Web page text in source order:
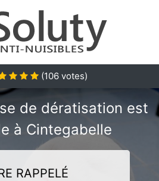
(106 votes)
de dératisation est
à Cintegabelle
RAPPELÉ